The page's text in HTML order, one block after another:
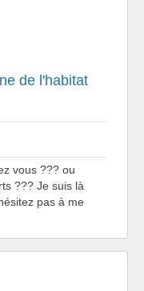
de l'habitat
vous ??? ou
??? Je suis là
pas à me